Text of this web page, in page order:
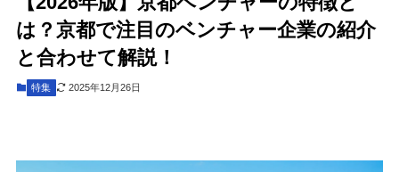
は？京都で注目のベンチャー企業の紹介
と合わせて解説！
特集 2025年12月26日